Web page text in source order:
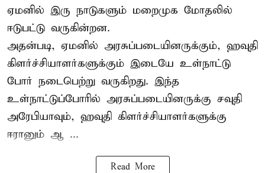
ஏமனில் இரு நாடுகளும் மறைமுக மோதலில்
ஈடுபட்டு வருகின்றன.
அதன்படி, ஏமனில் அரசுப்படையினருக்கும், ஹவுதி
கிளர்ச்சியாளர்களுக்கும் இடையே உள்நாட்டு
போர் நடைபெற்று வருகிறது. இந்த
உள்நாட்டுப்போரில் அரசுப்படையினருக்கு சவுதி
அரேபியாவும், ஹவுதி கிளர்ச்சியாளர்களுக்கு
ஈரானும் ஆ ...
Read More